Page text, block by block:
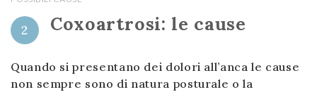
2 Coxoartrosi: le cause
Quando si presentano dei dolori all’anca le cause
non sempre sono di natura posturale o la